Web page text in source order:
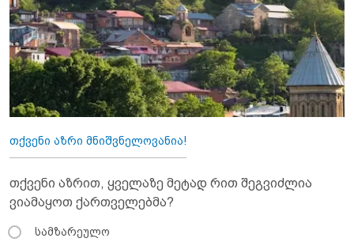
თქვენი აზრი მნიშვნელოვანია!
თქვენი აზრით, ყველაზე მეტად რით შეგვიძლია
ვიამაყოთ ქართველებმა?
სამზარეულო